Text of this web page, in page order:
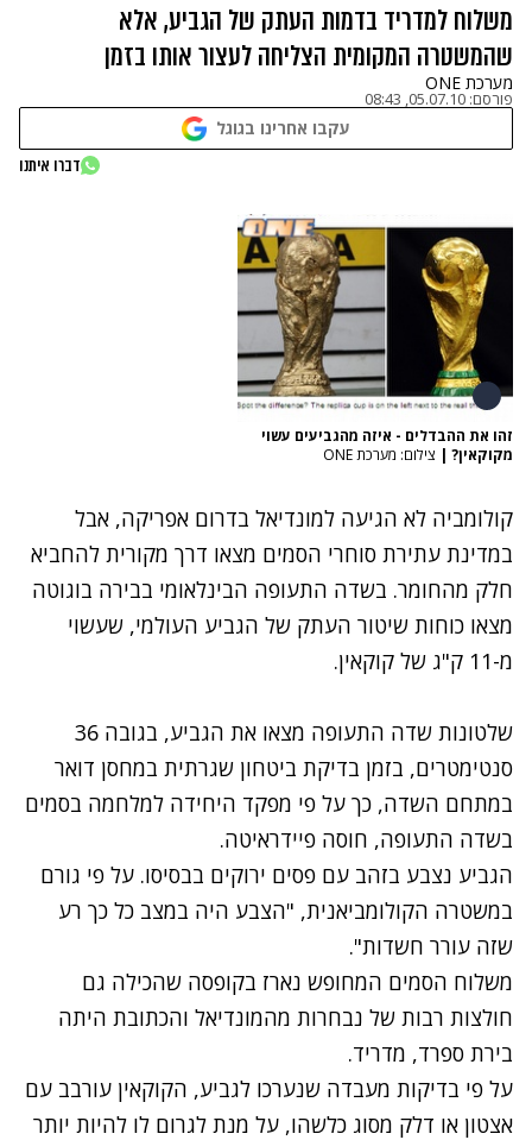
משלוח למדריד בדמות העתק של הגביע, אלא
שהמשטרה המקומית הצליחה לעצור אותו בזמן
מערכת ONE
פורסם: 05.07.10, 08:43
עקבו אחרינו בגוגל
דברו איתנו
זהו את ההבדלים - איזה מהגביעים עשוי
מקוקאין? | צילום: מערכת ONE
קולומביה לא הגיעה למונדיאל בדרום אפריקה, אבל
במדינת עתירת סוחרי הסמים מצאו דרך מקורית להחביא
חלק מהחומר. בשדה התעופה הבינלאומי בבירה בוגוטה
מצאו כוחות שיטור העתק של הגביע העולמי, שעשוי
מ-11 ק"ג של קוקאין.
שלטונות שדה התעופה מצאו את הגביע, בגובה 36
סנטימטרים, בזמן בדיקת ביטחון שגרתית במחסן דואר
במתחם השדה, כך על פי מפקד היחידה למלחמה בסמים
בשדה התעופה, חוסה פיידראיטה.
הגביע נצבע בזהב עם פסים ירוקים בבסיסו. על פי גורם
במשטרה הקולומביאנית, "הצבע היה במצב כל כך רע
שזה עורר חשדות".
משלוח הסמים המחופש נארז בקופסה שהכילה גם
חולצות רבות של נבחרות מהמונדיאל והכתובת היתה
בירת ספרד, מדריד.
על פי בדיקות מעבדה שנערכו לגביע, הקוקאין עורבב עם
אצטון או דלק מסוג כלשהו, על מנת לגרום לו להיות יותר